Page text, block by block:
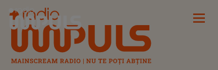
Radio Impuls